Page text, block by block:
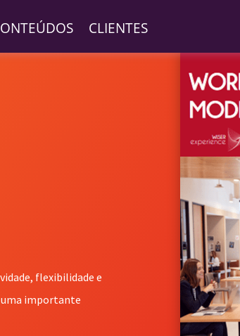
CLIENTES
flexibilidade e
importante